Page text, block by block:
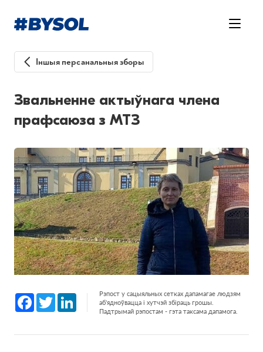
Іншыя персанальныя зборы
Звальненне актыўнага члена
прафсаюза з МТЗ
Facebook
Twitter LinkedInРэпост у сацыяльных сетках дапамагае людзям
аб'ядноўвацца і хутчэй збіраць грошы.
Падтрымай рэпостам - гэта таксама дапамога.